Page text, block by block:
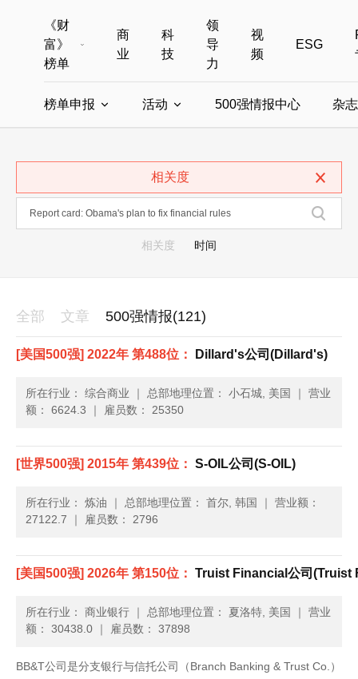
《财
富》
榜单
全部榜单
中国最具影响力商界女性
商
业
科
技
领
导
力
视
频
ESG
榜单申报 活动 500强情报中心 杂
相关度
相关度 时间
全部 文章 500强情报(121)
[美国500强] 2022年 第488位： Dillard's公司(Dillard's)
所在行业： 综合商业 ｜ 总部地理位置： 小石城, 美国 ｜ 营业
额： 6624.3 ｜ 雇员数： 25350
[世界500强] 2015年 第439位： S-OIL公司(S-OIL)
所在行业： 炼油 ｜ 总部地理位置： 首尔, 韩国 ｜ 营业额：
27122.7 ｜ 雇员数： 2796
[美国500强] 2026年 第150位： Truist Financial公司(Truist
所在行业： 商业银行 ｜ 总部地理位置： 夏洛特, 美国 ｜ 营业
额： 30438.0 ｜ 雇员数： 37898
BB&T公司是分支银行与信托公司（Branch Banking & Trust Co.）